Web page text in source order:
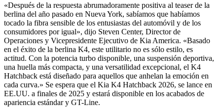
«Después de la respuesta abrumadoramente positiva al teaser de la
berlina del año pasado en Nueva York, sabíamos que habíamos
tocado la fibra sensible de los entusiastas del automóvil y de los
consumidores por igual», dijo Steven Center, Director de
Operaciones y Vicepresidente Ejecutivo de Kia America. «Basado
en el éxito de la berlina K4, este utilitario no es sólo estilo, es
actitud. Con la potencia turbo disponible, una suspensión deportiva,
una huella más compacta, y una versatilidad excepcional, el K4
Hatchback está diseñado para aquellos que anhelan la emoción en
cada curva.» Se espera que el Kia K4 Hatchback 2026, se lance en
EE.UU. a finales de 2025 y estará disponible en los acabados de
apariencia estándar y GT-Line.